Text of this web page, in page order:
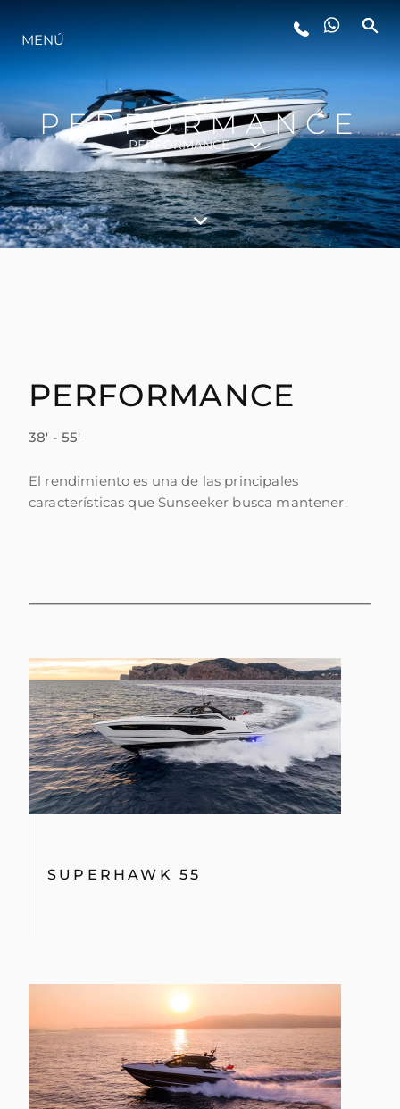
ESTILO DE VIDA
INNOVACIÓN
¿QUIÉNES SOMOS?
EL EQUIPO
MENÚ
PERFORMANCE
PERFORMANCE
PERFORMANCE
38' - 55'
El rendimiento es una de las principales
características que Sunseeker busca mantener.
SUPERHAWK 55